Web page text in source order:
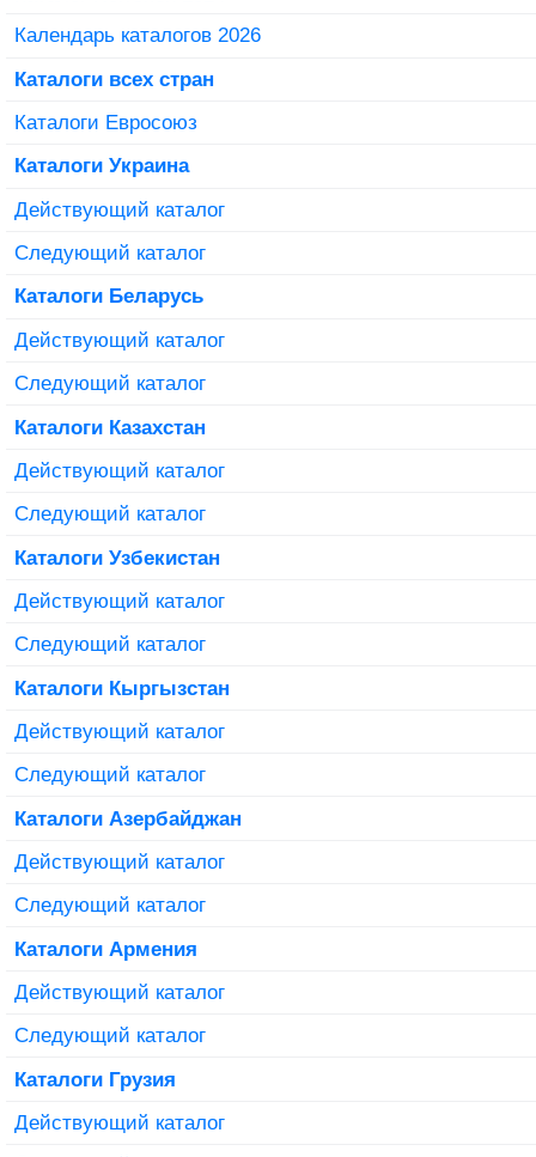
Календарь каталогов 2026
Каталоги всех стран
Каталоги Евросоюз
Каталоги Украина
Действующий каталог
Следующий каталог
Каталоги Беларусь
Действующий каталог
Следующий каталог
Каталоги Казахстан
Действующий каталог
Следующий каталог
Каталоги Узбекистан
Действующий каталог
Следующий каталог
Каталоги Кыргызстан
Действующий каталог
Следующий каталог
Каталоги Азербайджан
Действующий каталог
Следующий каталог
Каталоги Армения
Действующий каталог
Следующий каталог
Каталоги Грузия
Действующий каталог